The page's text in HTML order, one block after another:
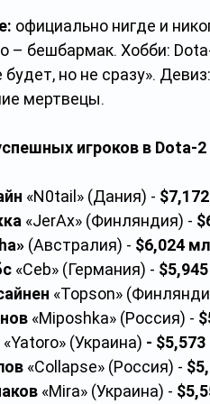
официально нигде и
бешбармак. Хобби:
будет, но не сразу».
мертвецы.
игроков в Dota-2
«N0tail» (Дания) -
«JerAx» (Финляндия) -
(Австралия) - $6,024
«Ceb» (Германия) -
«Topson»
«Miposhka» (Россия) -
«Yatoro» (Украина) - $5,573
«Collapse» (Россия) -
«Mira» (Украина) -